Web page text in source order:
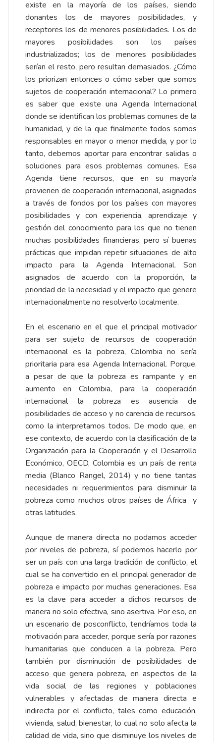
existe en la mayoría de los países, siendo
donantes los de mayores posibilidades, y
receptores los de menores posibilidades. Los de
mayores posibilidades son los países
industrializados; los de menores posibilidades
serían el resto, pero resultan demasiados. ¿Cómo
los priorizan entonces o cómo saber que somos
sujetos de cooperación internacional? Lo primero
es saber que existe una Agenda Internacional
donde se identifican los problemas comunes de la
humanidad, y de la que finalmente todos somos
responsables en mayor o menor medida, y por lo
tanto, debemos aportar para encontrar salidas o
soluciones para esos problemas comunes. Esa
Agenda tiene recursos, que en su mayoría
provienen de cooperación internacional, asignados
a través de fondos por los países con mayores
posibilidades y con experiencia, aprendizaje y
gestión del conocimiento para los que no tienen
muchas posibilidades financieras, pero sí buenas
prácticas que impidan repetir situaciones de alto
impacto para la Agenda Internacional. Son
asignados de acuerdo con la proporción, la
prioridad de la necesidad y el impacto que genere
internacionalmente no resolverlo localmente.
En el escenario en el que el principal motivador
para ser sujeto de recursos de cooperación
internacional es la pobreza, Colombia no sería
prioritaria para esa Agenda Internacional. Porque,
a pesar de que la pobreza es rampante y en
aumento en Colombia, para la cooperación
internacional la pobreza es ausencia de
posibilidades de acceso y no carencia de recursos,
como la interpretamos todos. De modo que, en
ese contexto, de acuerdo con la clasificación de la
Organización para la Cooperación y el Desarrollo
Económico, OECD, Colombia es un país de renta
media (Blanco Rangel, 2014) y no tiene tantas
necesidades ni requerimientos para disminuir la
pobreza como muchos otros países de África y
otras latitudes.
Aunque de manera directa no podamos acceder
por niveles de pobreza, sí podemos hacerlo por
ser un país con una larga tradición de conflicto, el
cual se ha convertido en el principal generador de
pobreza e impacto por muchas generaciones. Esa
es la clave para acceder a dichos recursos de
manera no solo efectiva, sino asertiva. Por eso, en
un escenario de posconflicto, tendríamos toda la
motivación para acceder, porque sería por razones
humanitarias que conducen a la pobreza. Pero
también por disminución de posibilidades de
acceso que genera pobreza, en aspectos de la
vida social de las regiones y poblaciones
vulnerables y afectadas de manera directa e
indirecta por el conflicto, tales como educación,
vivienda, salud, bienestar, lo cual no solo afecta la
calidad de vida, sino que disminuye los niveles de